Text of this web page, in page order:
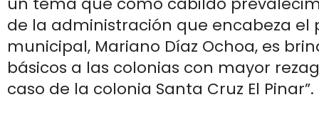
de la administración que encabeza el
municipal, Mariano Díaz Ochoa, es
básicos a las colonias con mayor
caso de la colonia Santa Cruz El Pinar”.